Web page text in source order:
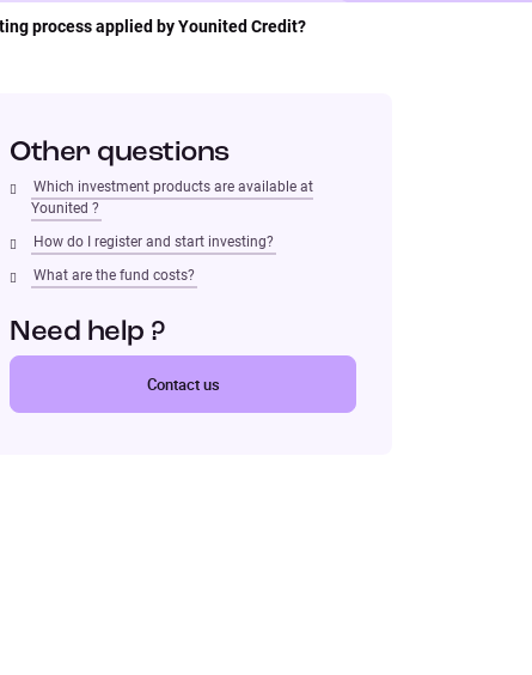
process applied by Younited Credit?
Other questions
Which investment products are available at
Younited ?
How do I register and start investing?
What are the fund costs?
Need help ?
Contact us